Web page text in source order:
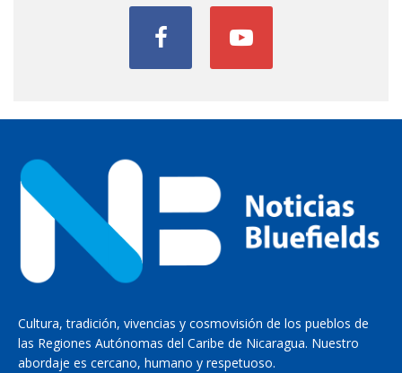
Cultura, tradición, vivencias y cosmovisión de los pueblos de
las Regiones Autónomas del Caribe de Nicaragua. Nuestro
abordaje es cercano, humano y respetuoso.